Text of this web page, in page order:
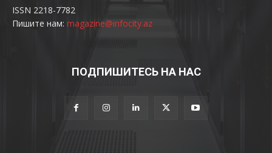
ISSN 2218-7782
Пишите нам: magazine@infocity.az
ПОДПИШИТЕСЬ НА НАС